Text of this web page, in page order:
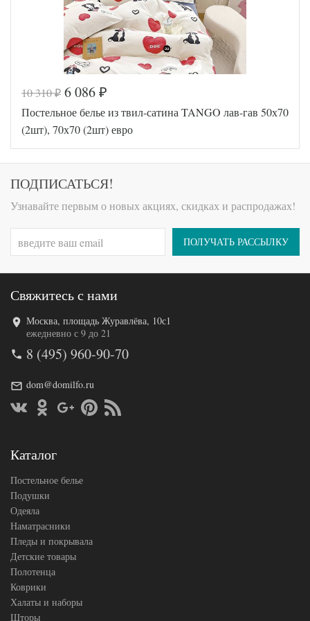
(2шт)
Производитель
Tango
(Китай)
Код товара
559-131
Артикул
TT1083
23
Ткань
Твил
Размер
пододеяльника
Размер
простыни
230х250
наволочек
50х70
70х70
(2шт)
Производитель
Tango
Код товара
578-109
Артикул
93
Размер
200х220
Размер
230х250
наволочек
Производитель
10 310₽ 6 086 ₽
Постельное белье из твил-сатина TANGO лав-гав 50х70
(2шт), 70х70 (2шт) евро
ПОДПИСАТЬСЯ!
Узнавайте первым о новых акциях, скидках и распродажах!
ПОЛУЧАТЬ РАССЫЛКУ
Свяжитесь с нами
Москва, площадь Журавлёва, 10с1
ежедневно с 9 до 21
8 (495) 960-90-70
dom@domilfo.ru
Каталог
Постельное белье
Подушки
Одеяла
Наматрасники
Пледы и покрывала
Детские товары
Полотенца
Коврики
Халаты и наборы
Шторы